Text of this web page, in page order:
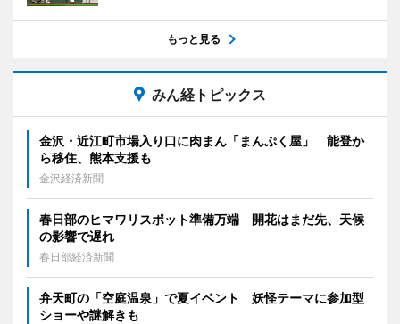
もっと見る
みん経トピックス
金沢・近江町市場入り口に肉まん「まんぷく屋」 能登か
ら移住、熊本支援も
金沢経済新聞
春日部のヒマワリスポット準備万端 開花はまだ先、天候
の影響で遅れ
春日部経済新聞
弁天町の「空庭温泉」で夏イベント 妖怪テーマに参加型
ショーや謎解きも